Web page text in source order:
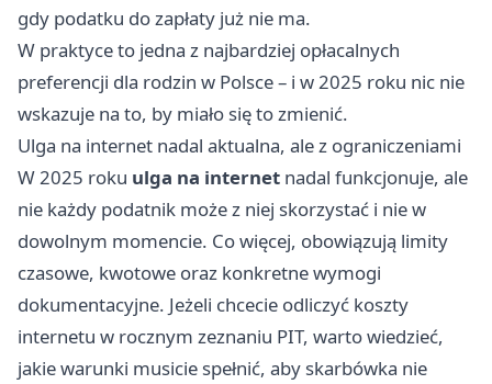
gdy podatku do zapłaty już nie ma.
W praktyce to jedna z najbardziej opłacalnych
preferencji dla rodzin w Polsce – i w 2025 roku nic nie
wskazuje na to, by miało się to zmienić.
Ulga na internet nadal aktualna, ale z ograniczeniami
W 2025 roku ulga na internet nadal funkcjonuje, ale
nie każdy podatnik może z niej skorzystać i nie w
dowolnym momencie. Co więcej, obowiązują limity
czasowe, kwotowe oraz konkretne wymogi
dokumentacyjne. Jeżeli chcecie odliczyć koszty
internetu w rocznym zeznaniu PIT, warto wiedzieć,
jakie warunki musicie spełnić, aby skarbówka nie